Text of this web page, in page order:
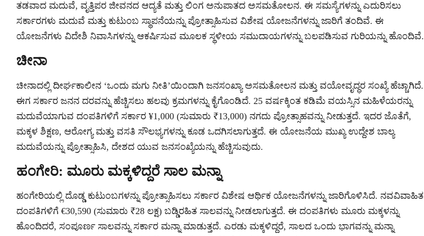
ತಡವಾದ ಮದುವೆ, ವೃತ್ತಿಪರ ಜೀವನದ ಆದ್ಯತೆ ಮತ್ತು ಲಿಂಗ ಅನುಪಾತದ ಅಸಮತೋಲನ. ಈ ಸಮಸ್ಯೆಗಳನ್ನು ಎದುರಿಸಲು
ಸರ್ಕಾರಗಳು ಮದುವೆ ಮತ್ತು ಕುಟುಂಬ ಸ್ಥಾಪನೆಯನ್ನು ಪ್ರೋತ್ಸಾಹಿಸುವ ವಿಶೇಷ ಯೋಜನೆಗಳನ್ನು ಜಾರಿಗೆ ತಂದಿವೆ. ಈ
ಯೋಜನೆಗಳು ವಿದೇಶಿ ನಿವಾಸಿಗಳನ್ನು ಆಕರ್ಷಿಸುವ ಮೂಲಕ ಸ್ಥಳೀಯ ಸಮುದಾಯಗಳನ್ನು ಬಲಪಡಿಸುವ ಗುರಿಯನ್ನು ಹೊಂದಿವೆ.
ಚೀನಾ
ಚೀನಾದಲ್ಲಿ ದೀರ್ಘಕಾಲೀನ ‘ಒಂದು ಮಗು ನೀತಿ’ಯಿಂದಾಗಿ ಜನಸಂಖ್ಯಾ ಅಸಮತೋಲನ ಮತ್ತು ವಯೋವೃದ್ಧರ ಸಂಖ್ಯೆ ಹೆಚ್ಚಾಗಿದೆ.
ಈಗ ಸರ್ಕಾರ ಜನನ ದರವನ್ನು ಹೆಚ್ಚಿಸಲು ಹಲವು ಕ್ರಮಗಳನ್ನು ಕೈಗೊಂಡಿದೆ. 25 ವರ್ಷಕ್ಕಿಂತ ಕಡಿಮೆ ವಯಸ್ಸಿನ ಮಹಿಳೆಯರನ್ನು
ಮದುವೆಯಾಗುವ ದಂಪತಿಗಳಿಗೆ ಸರ್ಕಾರ ¥1,000 (ಸುಮಾರು ₹13,000) ನಗದು ಪ್ರೋತ್ಸಾಹವನ್ನು ನೀಡುತ್ತದೆ. ಇದರ ಜೊತೆಗೆ,
ಮಕ್ಕಳ ಶಿಕ್ಷಣ, ಆರೋಗ್ಯ ಮತ್ತು ವಸತಿ ಸೌಲಭ್ಯಗಳನ್ನು ಕೂಡ ಒದಗಿಸಲಾಗುತ್ತದೆ. ಈ ಯೋಜನೆಯ ಮುಖ್ಯ ಉದ್ದೇಶ ಬಾಲ್ಯ
ಮದುವೆಯನ್ನು ಪ್ರೋತ್ಸಾಹಿಸಿ, ದೇಶದ ಯುವ ಜನಸಂಖ್ಯೆಯನ್ನು ಹೆಚ್ಚಿಸುವುದು.
ಹಂಗೇರಿ: ಮೂರು ಮಕ್ಕಳಿದ್ದರೆ ಸಾಲ ಮನ್ನಾ
ಹಂಗೇರಿಯಲ್ಲಿ ದೊಡ್ಡ ಕುಟುಂಬಗಳನ್ನು ಪ್ರೋತ್ಸಾಹಿಸಲು ಸರ್ಕಾರ ವಿಶೇಷ ಆರ್ಥಿಕ ಯೋಜನೆಗಳನ್ನು ಜಾರಿಗೊಳಿಸಿದೆ. ನವವಿವಾಹಿತ
ದಂಪತಿಗಳಿಗೆ €30,590 (ಸುಮಾರು ₹28 ಲಕ್ಷ) ಬಡ್ಡಿರಹಿತ ಸಾಲವನ್ನು ನೀಡಲಾಗುತ್ತದೆ. ಈ ದಂಪತಿಗಳು ಮೂರು ಮಕ್ಕಳನ್ನು
ಹೊಂದಿದರೆ, ಸಂಪೂರ್ಣ ಸಾಲವನ್ನು ಸರ್ಕಾರ ಮನ್ನಾ ಮಾಡುತ್ತದೆ. ಎರಡು ಮಕ್ಕಳಿದ್ದರೆ, ಸಾಲದ ಒಂದು ಭಾಗವನ್ನು ಮನ್ನಾ